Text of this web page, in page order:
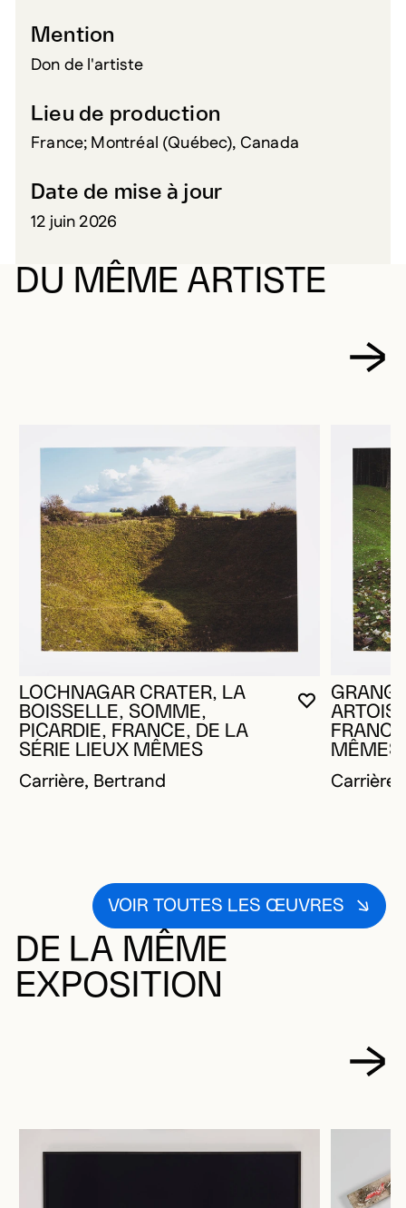
Mention
Don de l'artiste
Lieu de production
France; Montréal (Québec), Canada
Date de mise à jour
12 juin 2026
DU MÊME ARTISTE
VOUS
FERMER
OUVRIR LA
LOCHNAGAR CRATER, LA
BOISSELLE, SOMME,
PICARDIE, FRANCE, DE LA
SÉRIE LIEUX MÊMES
Carrière, Bertrand
MÊMES
VOIR TOUTES LES ŒUVRES
DE LA MÊME
EXPOSITION